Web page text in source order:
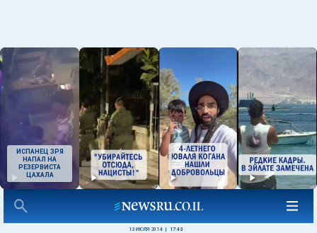
ИСПАНЕЦ ЗРЯ
НАПАЛ НА
РЕЗЕРВИСТА
ЦАХАЛА
13 ИЮЛЯ 2014 17:43